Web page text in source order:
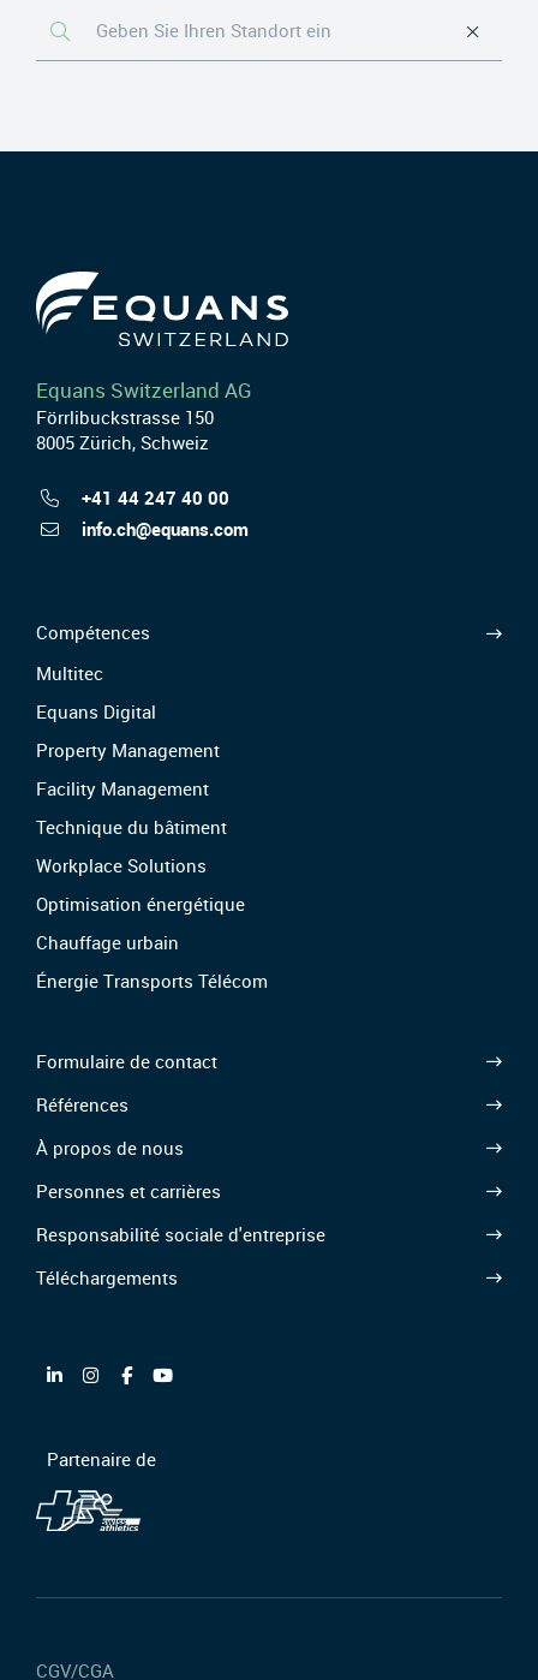
Equans Switzerland AG
Förrlibuckstrasse 150
8005 Zürich, Schweiz
+41 44 247 40 00
info.ch@equans.com
Compétences
Multitec
Equans Digital
Property Management
Facility Management
Technique du bâtiment
Workplace Solutions
Optimisation énergétique
Chauffage urbain
Énergie Transports Télécom
Formulaire de contact
Références
À propos de nous
Personnes et carrières
Responsabilité sociale d'entreprise
Téléchargements
Partenaire de
CGV/CGA